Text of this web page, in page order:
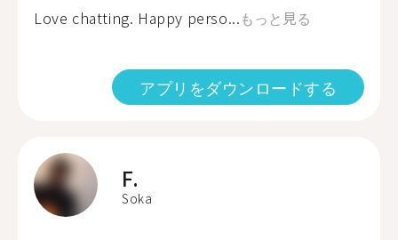
Love chatting. Happy perso...もっと見る
アプリをダウンロードする
F.
Soka